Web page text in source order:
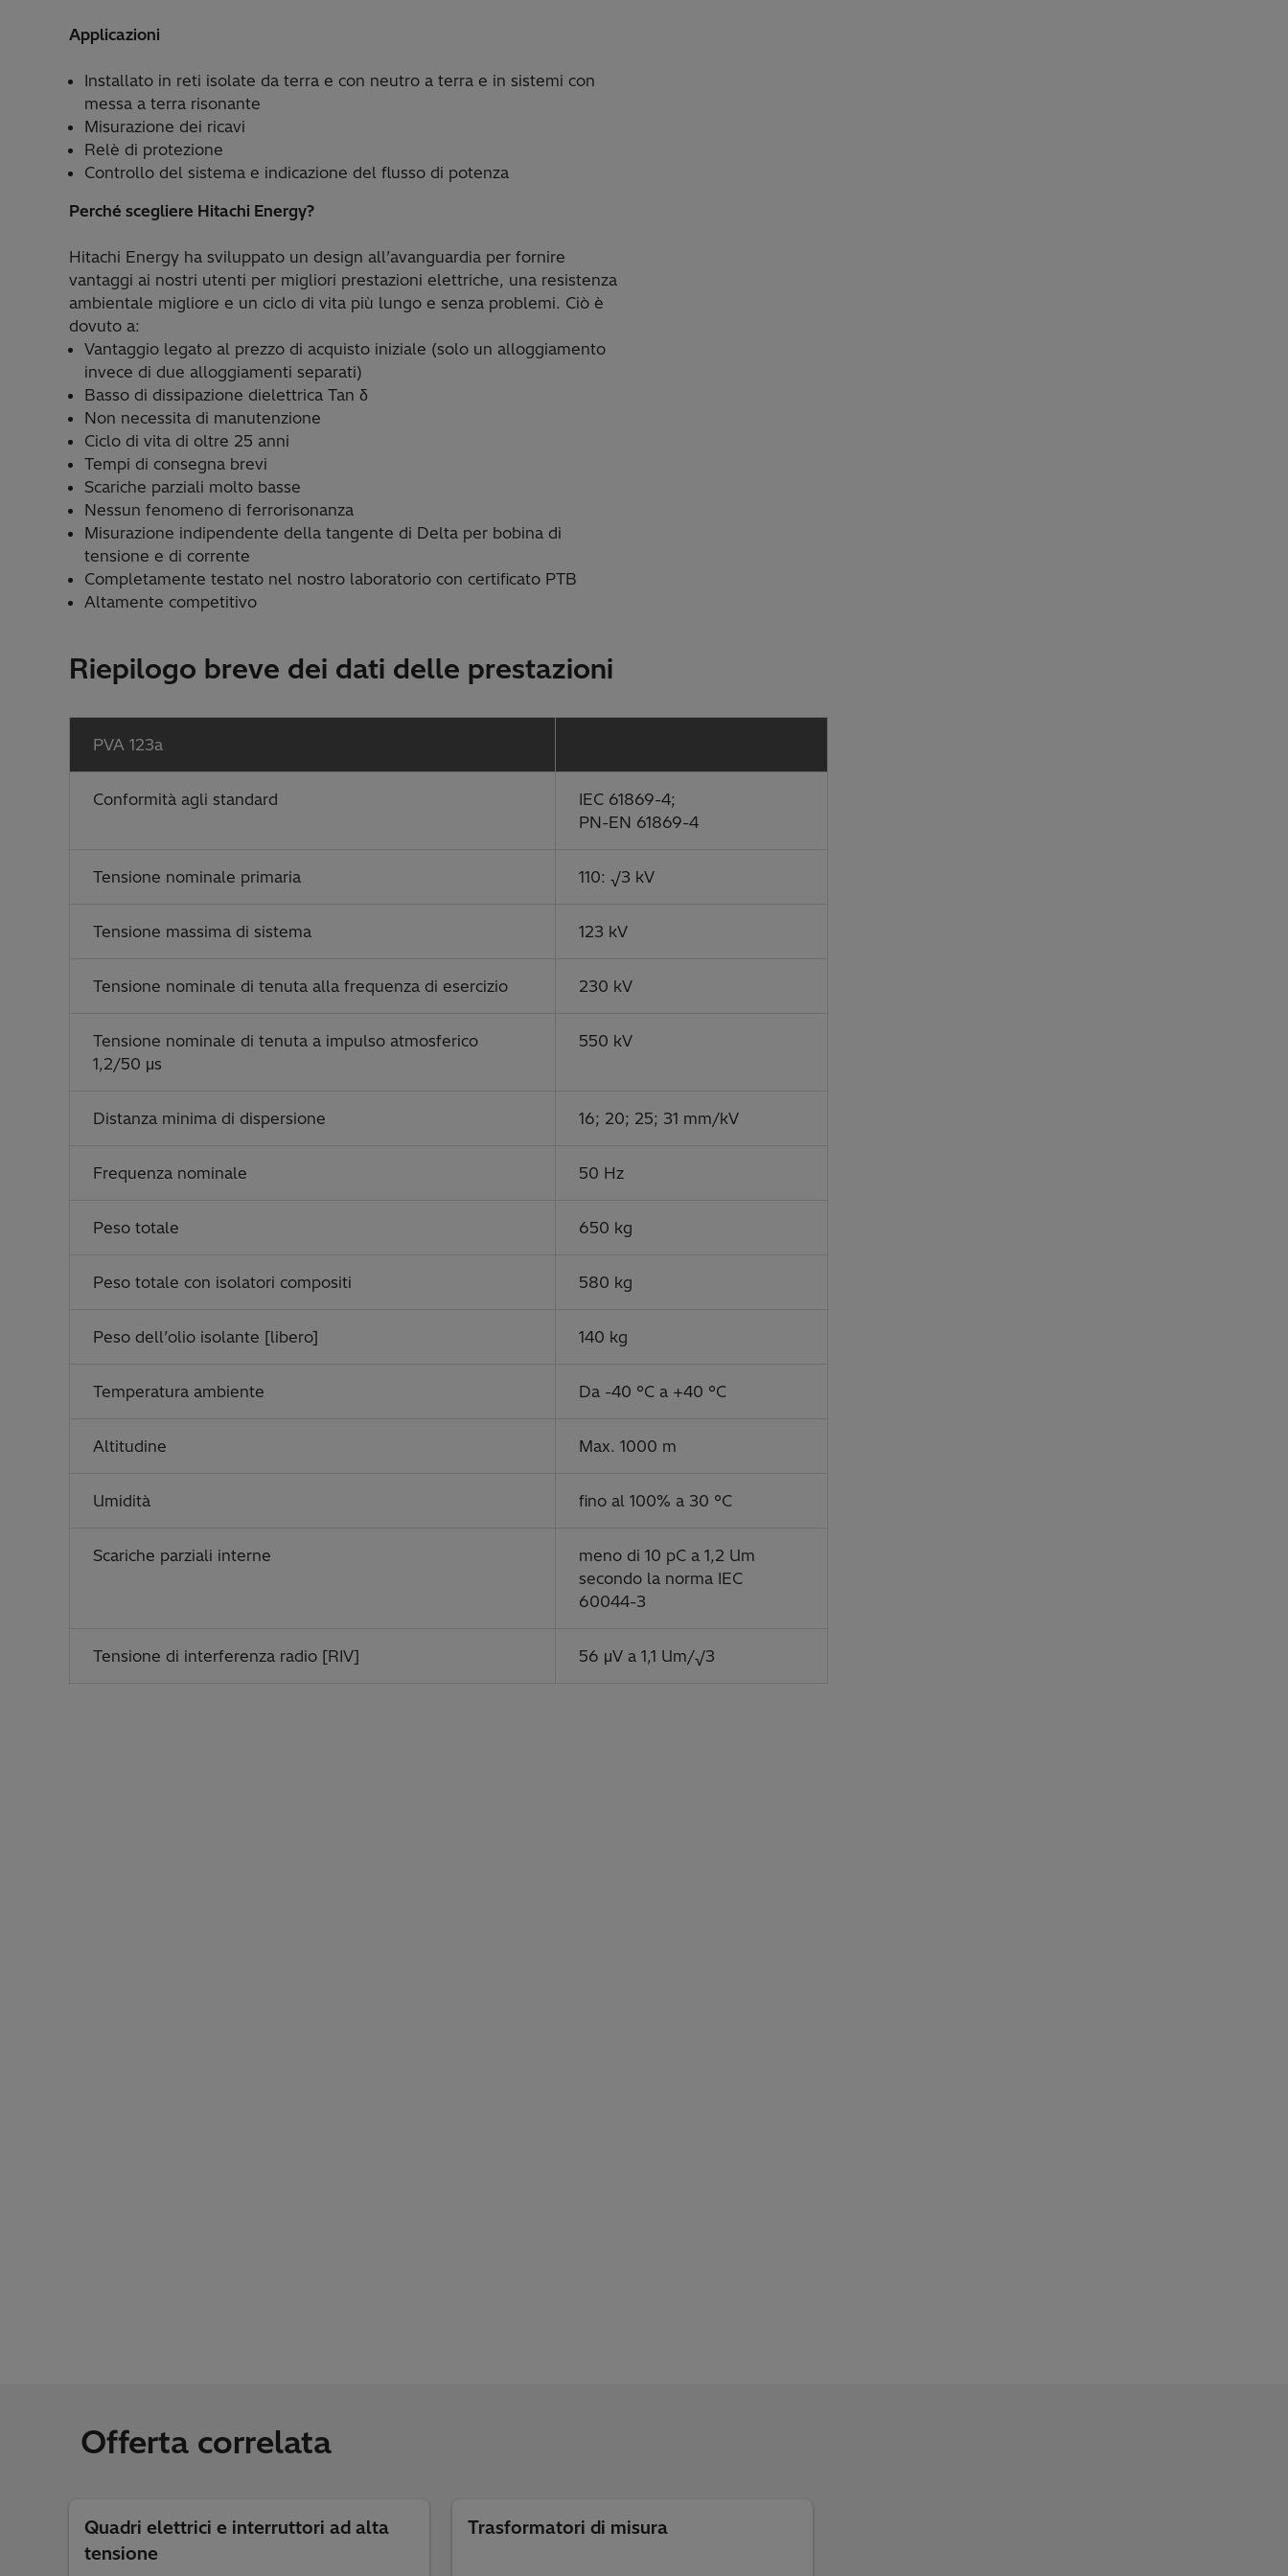
Applicazioni
Installato in reti isolate da terra e con neutro a terra e in sistemi con
messa a terra risonante
Misurazione dei ricavi
Relè di protezione
Controllo del sistema e indicazione del flusso di potenza
Perché scegliere Hitachi Energy?
Hitachi Energy ha sviluppato un design all’avanguardia per fornire
vantaggi ai nostri utenti per migliori prestazioni elettriche, una resistenza
ambientale migliore e un ciclo di vita più lungo e senza problemi. Ciò è
dovuto a:
Vantaggio legato al prezzo di acquisto iniziale (solo un alloggiamento
invece di due alloggiamenti separati)
Basso di dissipazione dielettrica Tan δ
Non necessita di manutenzione
Ciclo di vita di oltre 25 anni
Tempi di consegna brevi
Scariche parziali molto basse
Nessun fenomeno di ferrorisonanza
Misurazione indipendente della tangente di Delta per bobina di
tensione e di corrente
Completamente testato nel nostro laboratorio con certificato PTB
Altamente competitivo
Riepilogo breve dei dati delle prestazioni
PVA 123a
Conformità agli standard
IEC 61869-4;
PN-EN 61869-4
Tensione nominale primaria 110: √3 kV
Tensione massima di sistema 123 kV
Tensione nominale di tenuta alla frequenza di esercizio 230 kV
Tensione nominale di tenuta a impulso atmosferico
1,2/50 μs
550 kV
Distanza minima di dispersione 16; 20; 25; 31 mm/kV
Frequenza nominale 50 Hz
Peso totale 650 kg
Peso totale con isolatori compositi 580 kg
Peso dell’olio isolante [libero] 140 kg
Temperatura ambiente Da -40 °C a +40 °C
Altitudine Max. 1000 m
Umidità fino al 100% a 30 °C
Scariche parziali interne
meno di 10 pC a 1,2 Um
secondo la norma IEC
60044-3
Tensione di interferenza radio [RIV] 56 μV a 1,1 Um/√3
Offerta correlata
Quadri elettrici e interruttori ad alta
tensione
Trasformatori di misura